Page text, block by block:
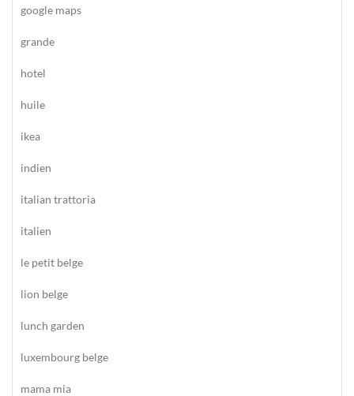
google maps
grande
hotel
huile
ikea
indien
italian trattoria
italien
le petit belge
lion belge
lunch garden
luxembourg belge
mama mia